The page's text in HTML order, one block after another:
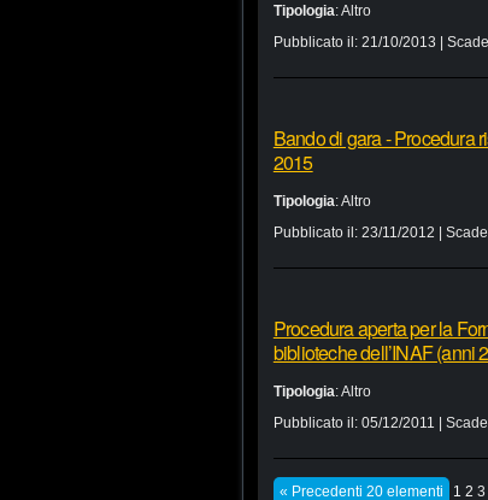
Tipologia:Altro
Pubblicato il: 21/10/2013 |
Bando di gara - Procedura
2015
Tipologia:Altro
Pubblicato il: 23/11/2012 |
Procedura aperta per la
biblioteche dell’INAF (anni
Tipologia:Altro
Pubblicato il: 05/12/2011 |
« Precedenti 20 elementi 1 2 3